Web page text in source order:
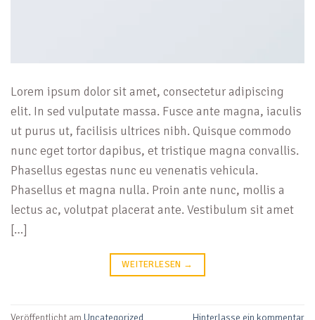
Lorem ipsum dolor sit amet, consectetur adipiscing
elit. In sed vulputate massa. Fusce ante magna, iaculis
ut purus ut, facilisis ultrices nibh. Quisque commodo
nunc eget tortor dapibus, et tristique magna convallis.
Phasellus egestas nunc eu venenatis vehicula.
Phasellus et magna nulla. Proin ante nunc, mollis a
lectus ac, volutpat placerat ante. Vestibulum sit amet
[…]
WEITERLESEN →
Veröffentlicht am Uncategorized Hinterlasse ein kommentar